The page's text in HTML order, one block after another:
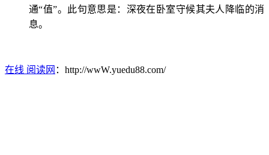
通“值”。此句意思是：深夜在卧室守候其夫人降临的消
息。
在线 阅读网 ：http://wwW.yuedu88.com/